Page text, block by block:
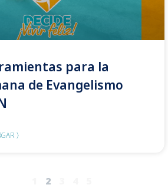
para la
de Evangelismo
〉
2